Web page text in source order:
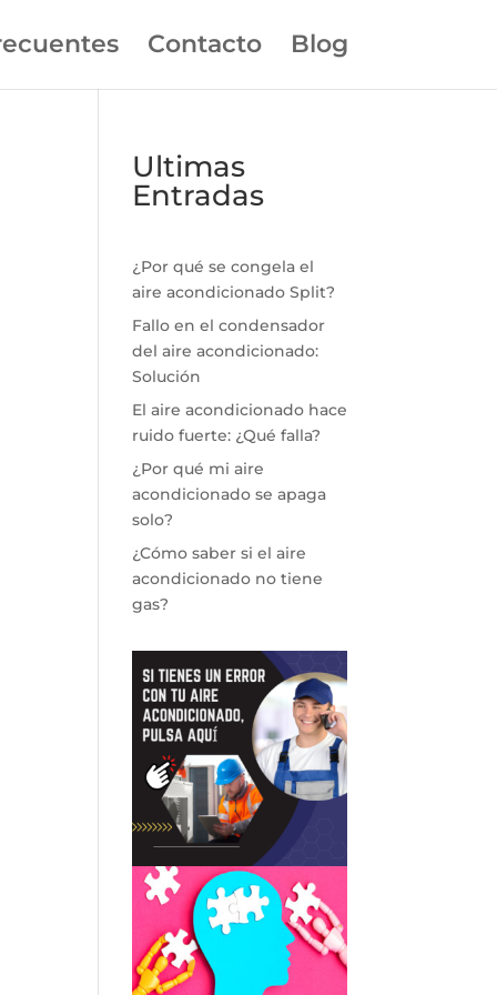
Contacto Blog
Ultimas
Entradas
¿Por qué se congela el
aire acondicionado Split?
Fallo en el condensador
del aire acondicionado:
Solución
El aire acondicionado hace
ruido fuerte: ¿Qué falla?
¿Por qué mi aire
acondicionado se apaga
solo?
¿Cómo saber si el aire
acondicionado no tiene
gas?